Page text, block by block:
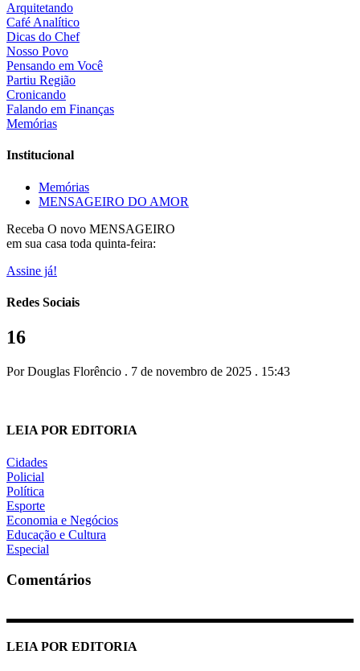
Arquitetando
Café Analítico
Dicas do Chef
Nosso Povo
Pensando em Você
Partiu Região
Cronicando
Falando em Finanças
Memórias
Institucional
Memórias
MENSAGEIRO DO AMOR
Receba O novo MENSAGEIRO
em sua casa toda quinta-feira:
Assine já!
Redes Sociais
16
Por Douglas Florêncio . 7 de novembro de 2025 . 15:43
LEIA POR EDITORIA
Cidades
Policial
Política
Esporte
Economia e Negócios
Educação e Cultura
Especial
Comentários
LEIA POR EDITORIA